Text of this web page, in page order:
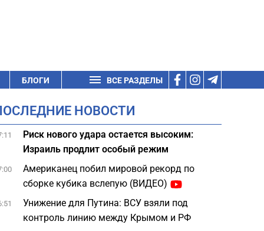
БЛОГИ ВСЕ РАЗДЕЛЫ
НОВОСТИ
Риск нового удара остается высоким:
Израиль продлит особый режим
Американец побил мировой рекорд по
сборке кубика вслепую (ВИДЕО)
Унижение для Путина: ВСУ взяли под
контроль линию между Крымом и РФ